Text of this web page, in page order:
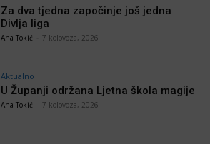
Za dva tjedna započinje još jedna
Divlja liga
Ana Tokić 7 kolovoza, 2026
Aktualno
U Županji održana Ljetna škola magije
Ana Tokić 7 kolovoza, 2026